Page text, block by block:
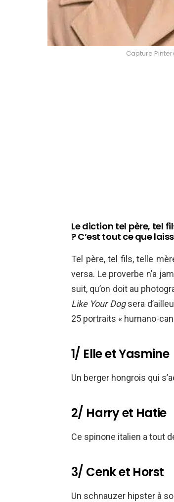
Capture
Le diction tel père, tel
? C’est tout ce que
Tel père, tel fils, telle
versa. Le proverbe n’a
suit, qu’on doit au
Like Your Dogsera
25 portraits « humano-
1/ Elle et Yasmine
Un berger hongrois qui
2/ Harry et Hatie
Ce spinone italien a tout
3/ Cenk et Horst
Un schnauzer hipster à